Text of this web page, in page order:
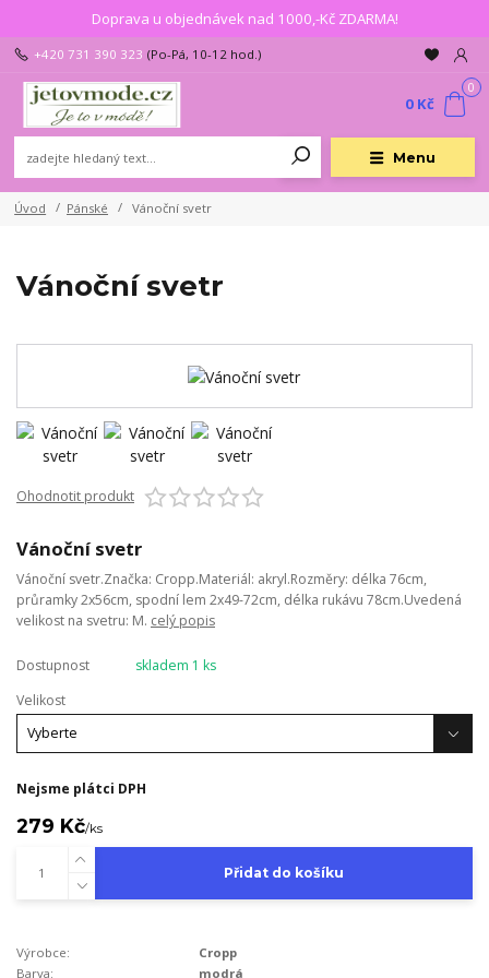
Doprava u objednávek nad 1000,-Kč ZDARMA!
Menu
+420 731 390 323 (Po-Pá, 10-12 hod.)
0
0 Kč
Úvod Pánské Vánoční svetr
Vánoční svetr
Ohodnotit produkt
Vánoční svetr
Vánoční svetr.Značka: Cropp.Materiál: akryl.Rozměry: délka 76cm,
průramky 2x56cm, spodní lem 2x49-72cm, délka rukávu 78cm.Uvedená
velikost na svetru: M. celý popis
Dostupnost
skladem 1 ks
Velikost
Nejsme plátci DPH
279 Kč/ks
Přidat do košíku
Výrobce:
Cropp
Barva:
modrá